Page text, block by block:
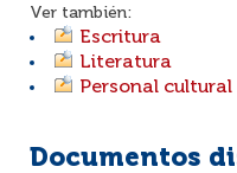
Ver también:
Escritura
Literatura
Personal cultural
Documentos